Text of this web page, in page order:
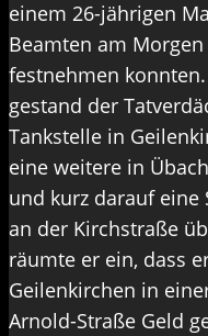
einem 26-jährigen
Beamten am
festnehmen
gestand der
Tankstelle in
eine weitere in
und kurz darauf eine
an der Kirchstraße
räumte er ein, dass
Geilenkirchen in
Arnold-Straße Geld